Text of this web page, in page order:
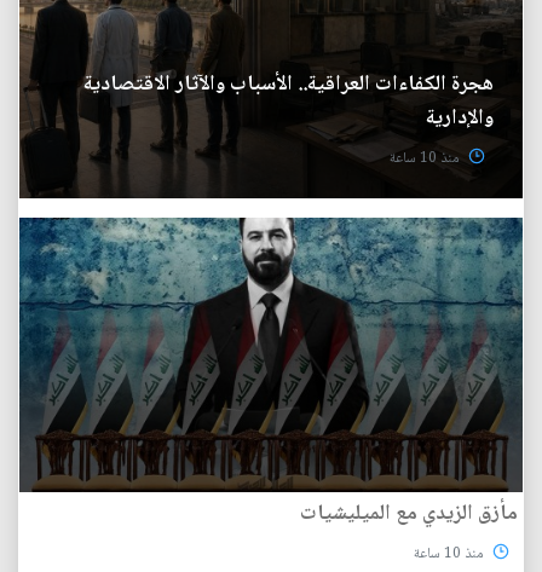
هجرة الكفاءات العراقية.. الأسباب والآثار الاقتصادية
والإدارية
منذ 10 ساعة
مأزق الزيدي مع الميليشيات
منذ 10 ساعة